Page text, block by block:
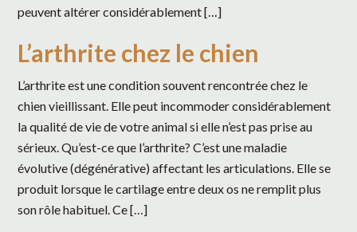
peuvent altérer considérablement […]
L’arthrite chez le chien
L’arthrite est une condition souvent rencontrée chez le
chien vieillissant. Elle peut incommoder considérablement
la qualité de vie de votre animal si elle n’est pas prise au
sérieux. Qu’est-ce que l’arthrite? C’est une maladie
évolutive (dégénérative) affectant les articulations. Elle se
produit lorsque le cartilage entre deux os ne remplit plus
son rôle habituel. Ce […]